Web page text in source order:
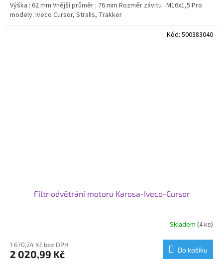
Výška : 62 mm Vnější průměr : 76 mm Rozměr závitu : M16x1,5 Pro
modely: Iveco Cursor, Stralis, Trakker
Filtr odvětrání motoru Karosa-Iveco-Cursor
Skladem (4 ks)
1 670,24 Kč bez DPH
2 020,99 Kč Do košíku
Kód: 500383040